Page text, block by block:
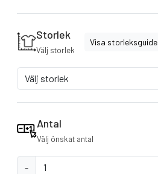
Storlek
Välj storlek
Visa storleksguide
Antal
Välj önskat antal
-